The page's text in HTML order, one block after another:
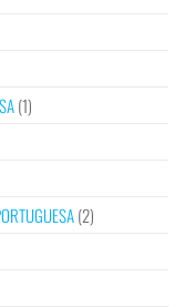
(1)
(2)